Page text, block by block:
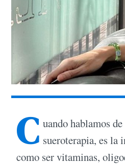
C uando hablamos
sueroterapia, es la
como ser vitaminas,